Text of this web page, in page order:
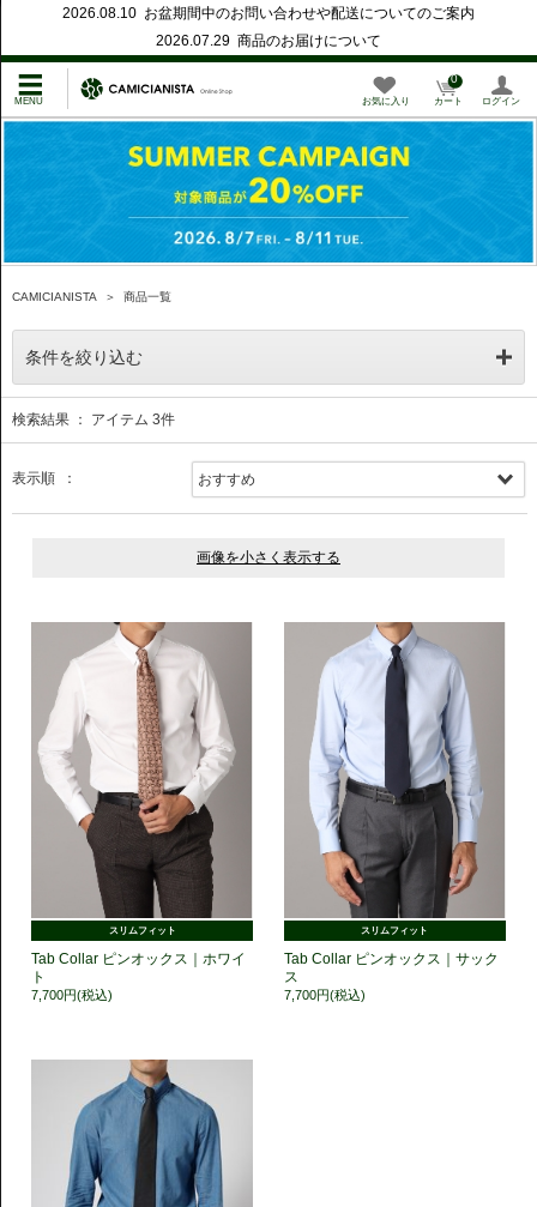
2026.08.10 お盆期間中のお問い合わせや配送についてのご案内
2026.07.29 商品のお届けについて
お気に入り カート
0
ログイン
CAMICIANISTA ＞ 商品一覧
条件を絞り込む
検索結果 ： アイテム 3件
表示順 ：
スリムフィット
Tab Collar ピンオックス｜ホワイ
ト
7,700円(税込)
スリムフィット
Tab Collar ピンオックス｜サック
ス
7,700円(税込)